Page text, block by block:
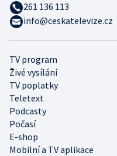
TV program
Živé vysílání
TV poplatky
Teletext
Podcasty
Počasí
E-shop
Mobilní a TV aplikace
261 136 113
info@ceskatelevize.cz